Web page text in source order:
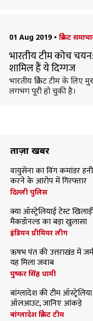
01 Aug 2019 • क्रिकेट
भारतीय टीम कोच
शामिल हैं ये दिग्गज
भारतीय क्रिकेट टीम के लिए
लगभग पूरी हो चुकी है।
ताज़ा खबरें
वायुसेना का विंग कमांडर
करने के आरोप में गिरफ्तार
दिल्ली पुलिस
क्या ऑस्ट्रेलियाई टेस्ट
मैकडॉनल्ड का बड़ा खुलासा
इंडियन प्रीमियर लीग
ऋषभ पंत की उत्तराखंड में
यह मिला जवाब
पुष्कर सिंह धामी
बांग्लादेश की टीम
ऑलआउट, जानिए आंकड़े
बांग्लादेश क्रिकेट टीम